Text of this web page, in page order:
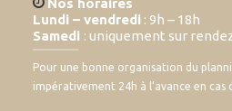
Nos horaires
Lundi – vendredi : 9h – 18h
Samedi : uniquement sur
Pour une bonne organisation du
impérativement 24h à l’avance en cas